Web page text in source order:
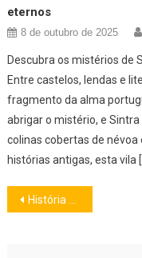
eternos
8 de outubro de 2025
Descubra os mistérios de
Entre castelos, lendas e
fragmento da alma
abrigar o mistério, e
colinas cobertas de
histórias antigas, esta vila
Navegação
História e curiosidades do Palácio Real de Queluz